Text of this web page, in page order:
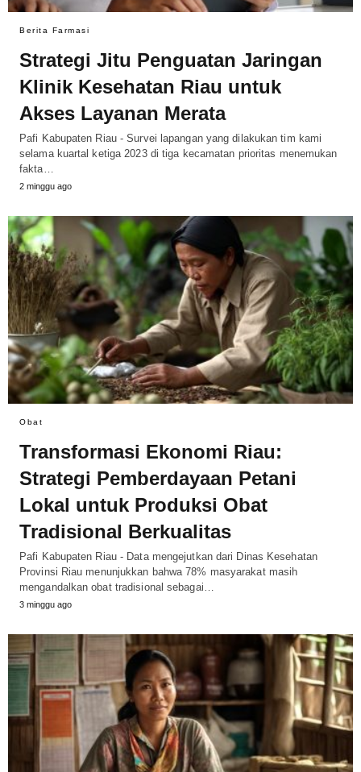
Berita Farmasi
Strategi Jitu Penguatan Jaringan
Klinik Kesehatan Riau untuk
Akses Layanan Merata
Pafi Kabupaten Riau - Survei lapangan yang dilakukan tim kami
selama kuartal ketiga 2023 di tiga kecamatan prioritas menemukan
fakta…
2 minggu ago
Obat
Transformasi Ekonomi Riau:
Strategi Pemberdayaan Petani
Lokal untuk Produksi Obat
Tradisional Berkualitas
Pafi Kabupaten Riau - Data mengejutkan dari Dinas Kesehatan
Provinsi Riau menunjukkan bahwa 78% masyarakat masih
mengandalkan obat tradisional sebagai…
3 minggu ago